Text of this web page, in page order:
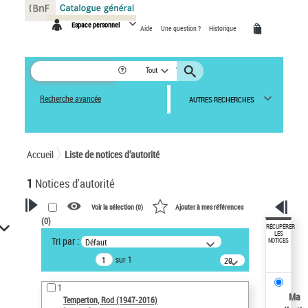
Espace personnel Aide Une question ? Historique
Tout
Recherche avancée AUTRES RECHERCHES
Accueil Liste de notices d’autorité
1 Notices d'autorité
VOTRE RECHERCHE
Recherche avancée dans les
notices d’autorité
Œuvres liées à l'auteur :
Temperton, Rod (1947-2016)
Voir la sélection (0) Ajouter à mes références
(0)
Tri par : Défaut
sur 1
20
résultats/page
1
Temperton, Rod (1947-2016)
RÉCUPÉRER
LES
NOTICES
Ma
Panneau de gestion des cookies